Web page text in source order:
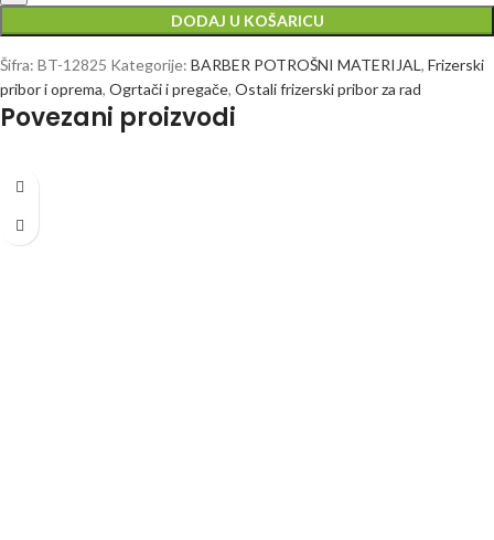
DODAJ U KOŠARICU
Šifra: BT-12825 Kategorije: BARBER POTROŠNI MATERIJAL, Frizerski
pribor i oprema, Ogrtači i pregače, Ostali frizerski pribor za rad
Povezani proizvodi